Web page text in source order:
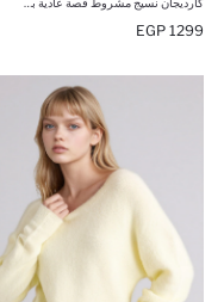
1299 EGP